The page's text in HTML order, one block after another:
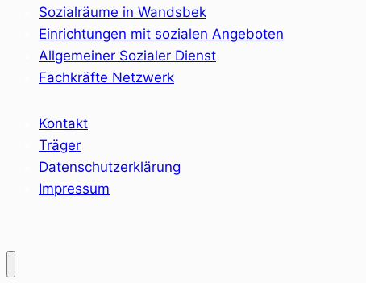
Sozialräume in Wandsbek
Einrichtungen mit sozialen Angeboten
Allgemeiner Sozialer Dienst
Fachkräfte Netzwerk
Kontakt
Träger
Datenschutzerklärung
Impressum